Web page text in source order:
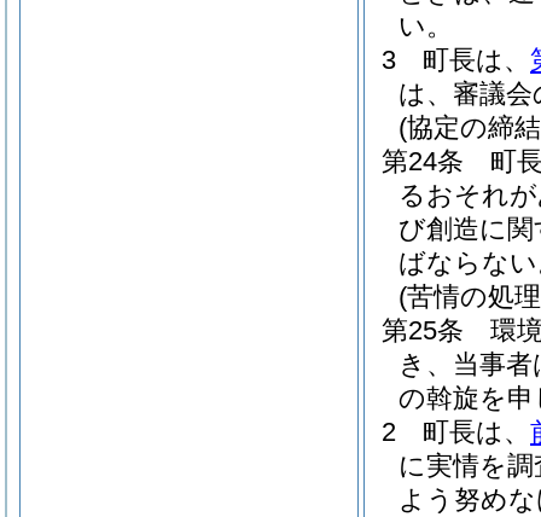
い。
3
町長は、
は、審議
(協定の締
第24条
町
るおそれ
び創造に
ばならな
(苦情の処
第25条
環
き、当事
の斡旋を
2
町長は、
に実情を
よう努め